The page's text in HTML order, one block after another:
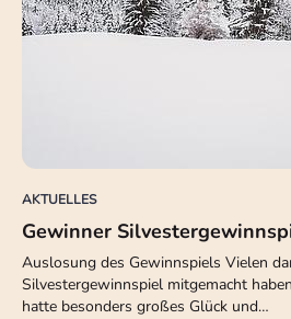
AKTUELLES
Gewinner
Auslosung des Gewinnspiels Vielen
Silvestergewinnspiel mitgemacht
hatte besonders großes Glück und…